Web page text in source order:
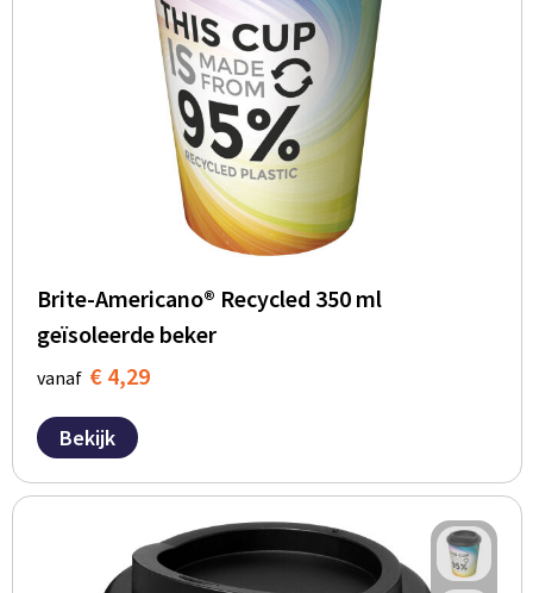
Brite-Americano® Recycled 350 ml
geïsoleerde beker
vanaf € 4,29
Bekijk